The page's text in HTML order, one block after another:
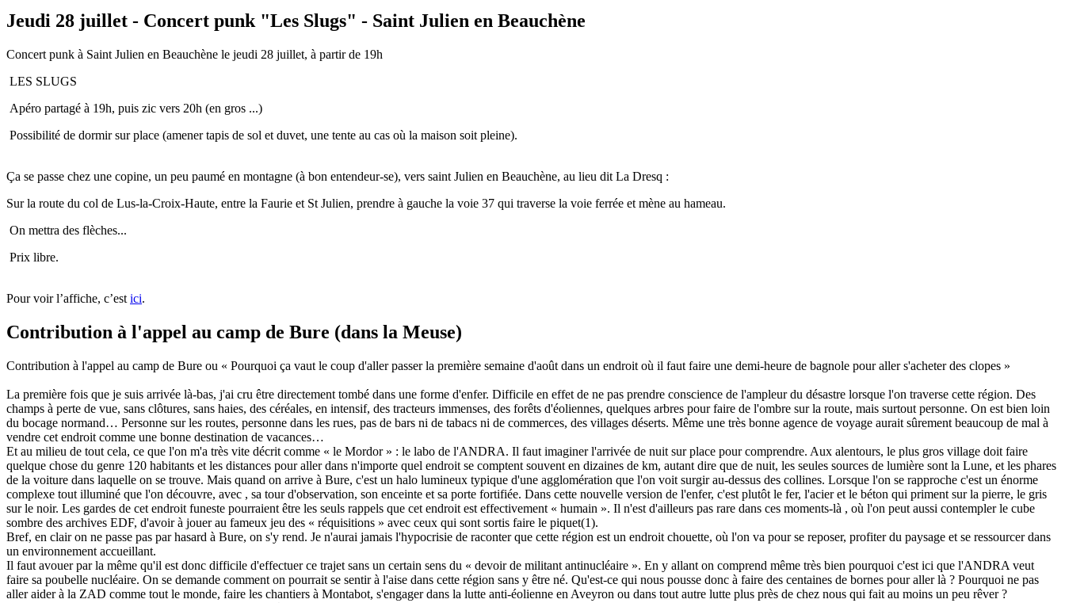
Jeudi 28 juillet - Concert punk "Les Slugs" - Saint Julien en Beauchène
Concert punk à Saint Julien en Beauchène le jeudi 28 juillet, à partir de 19h
LES SLUGS
Apéro partagé à 19h, puis zic vers 20h (en gros ...)
Possibilité de dormir sur place (amener tapis de sol et duvet, une tente au cas où la maison soit pleine).
Ça se passe chez une copine, un peu paumé en montagne (à bon entendeur-se), vers saint Julien en Beauchène, au lieu dit La Dresq :
Sur la route du col de Lus-la-Croix-Haute, entre la Faurie et St Julien, prendre à gauche la voie 37 qui traverse la voie ferrée et mène au hameau.
On mettra des flèches...
Prix libre.
Pour voir l’affiche, c’est ici.
Contribution à l'appel au camp de Bure (dans la Meuse)
Contribution à l'appel au camp de Bure ou « Pourquoi ça vaut le coup d'aller passer la première semaine d'août dans un endroit où il faut faire une demi-heure de bagnole pour aller s'acheter des clopes »
La première fois que je suis arrivée là-bas, j'ai cru être directement tombé dans une forme d'enfer. Difficile en effet de ne pas prendre conscience de l'ampleur du désastre lorsque l'on traverse cette région. Des
champs à perte de vue, sans clôtures, sans haies, des céréales, en intensif, des tracteurs immenses, des forêts d'éoliennes, quelques arbres pour faire de l'ombre sur la route, mais surtout personne. On est bien loin
du bocage normand… Personne sur les routes, personne dans les rues, pas de bars ni de tabacs ni de commerces, des villages déserts. Même une très bonne agence de voyage aurait sûrement beaucoup de mal à
vendre cet endroit comme une bonne destination de vacances…
Et au milieu de tout cela, ce que l'on m'a très vite décrit comme « le Mordor » : le labo de l'ANDRA. Il faut imaginer l'arrivée de nuit sur place pour comprendre. Aux alentours, le plus gros village doit faire
quelque chose du genre 120 habitants et les distances pour aller dans n'importe quel endroit se comptent souvent en dizaines de km, autant dire que de nuit, les seules sources de lumière sont la Lune, et les phares
de la voiture dans laquelle on se trouve. Mais quand on arrive à Bure, c'est un halo lumineux typique d'une agglomération que l'on voit surgir au-dessus des collines. Lorsque l'on se rapproche c'est un énorme
complexe tout illuminé que l'on découvre, avec , sa tour d'observation, son enceinte et sa porte fortifiée. Dans cette nouvelle version de l'enfer, c'est plutôt le fer, l'acier et le béton qui priment sur la pierre, le gris
sur le noir. Les gardes de cet endroit funeste pourraient être les seuls rappels que cet endroit est effectivement « humain ». Il n'est d'ailleurs pas rare dans ces moments-là , où l'on peut aussi contempler le cube
sombre des archives EDF, d'avoir à jouer au fameux jeu des « réquisitions » avec ceux qui sont sortis faire le piquet(1).
Bref, en clair on ne passe pas par hasard à Bure, on s'y rend. Je n'aurai jamais l'hypocrisie de raconter que cette région est un endroit chouette, où l'on va pour se reposer, profiter du paysage et se ressourcer dans
un environnement accueillant.
Il faut avouer par la même qu'il est donc difficile d'effectuer ce trajet sans un certain sens du « devoir de militant antinucléaire ». En y allant on comprend même très bien pourquoi c'est ici que l'ANDRA veut
faire sa poubelle nucléaire. On se demande comment on pourrait se sentir à l'aise dans cette région sans y être né. Qu'est-ce qui nous pousse donc à faire des centaines de bornes pour aller là ? Pourquoi ne pas
aller aider à la ZAD comme tout le monde, faire les chantiers à Montabot, s'engager dans la lutte anti-éolienne en Aveyron ou dans tout autre lutte plus près de chez nous qui fait au moins un peu rêver ?